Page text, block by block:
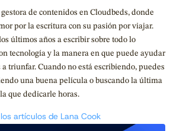
de contenidos en Cloudbeds, donde
por la escritura con su pasión por viajar.
últimos años a escribir sobre todo lo
tecnología y la manera en que puede ayudar
a triunfar. Cuando no está escribiendo, puedes
una buena película o buscando la última
que dedicarle horas.
artículos de Lana Cook